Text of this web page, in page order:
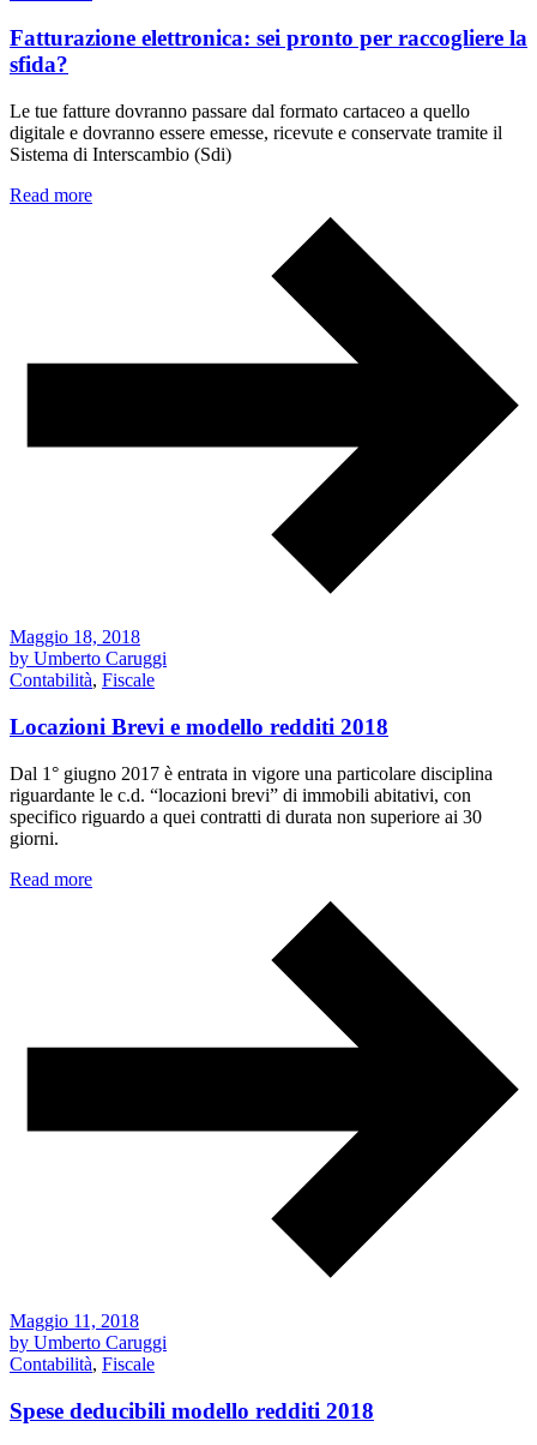
Fatturazione elettronica: sei pronto per raccogliere la
sfida?
Le tue fatture dovranno passare dal formato cartaceo a quello
digitale e dovranno essere emesse, ricevute e conservate tramite il
Sistema di Interscambio (Sdi)
Read more
Maggio 18, 2018
by Umberto Caruggi
Contabilità, Fiscale
Locazioni Brevi e modello redditi 2018
Dal 1° giugno 2017 è entrata in vigore una particolare disciplina
riguardante le c.d. “locazioni brevi” di immobili abitativi, con
specifico riguardo a quei contratti di durata non superiore ai 30
giorni.
Read more
Maggio 11, 2018
by Umberto Caruggi
Contabilità, Fiscale
Spese deducibili modello redditi 2018